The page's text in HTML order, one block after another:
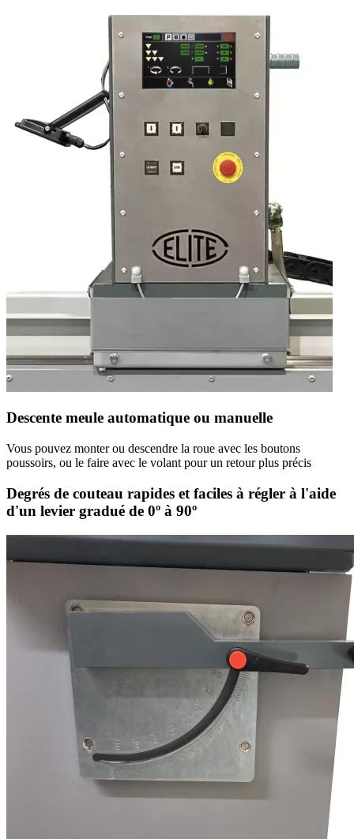
Descente meule automatique ou manuelle
Vous pouvez monter ou descendre la roue avec les boutons
poussoirs, ou le faire avec le volant pour un retour plus précis
Degrés de couteau rapides et faciles à régler à l'aide
d'un levier gradué de 0º à 90º